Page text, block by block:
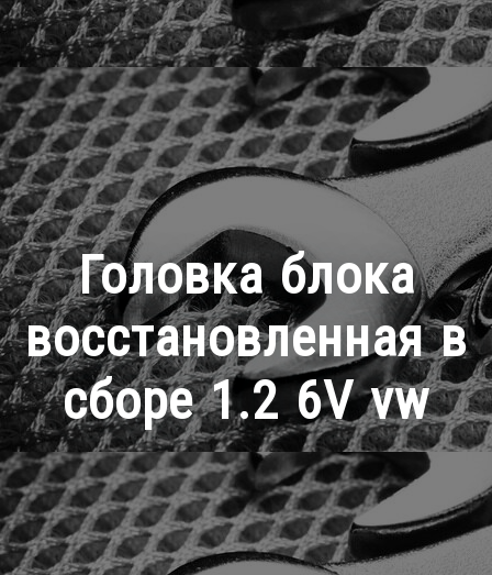
Головка блока
восстановленная в
сборе 1.2 6V vw